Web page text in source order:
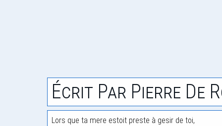
Écrit Par Pierre De
Lors que ta mere estoit preste à gesir de toi,